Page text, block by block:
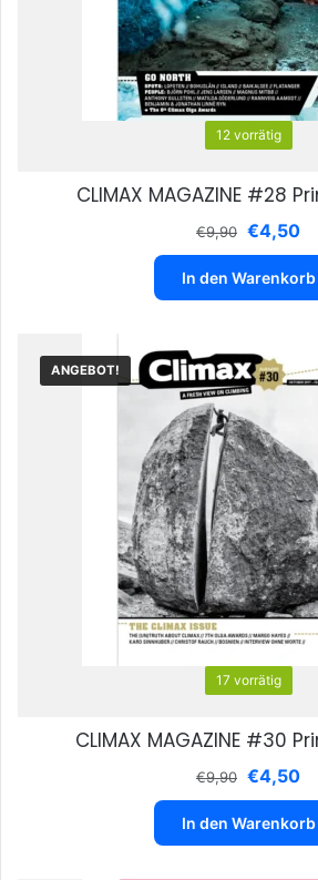
12 vorrätig
CLIMAX MAGAZINE #28
€9,90
Preis
war:
€9,90
€4,50
ist:
In den Warenkorb
ANGEBOT!
17 vorrätig
CLIMAX MAGAZINE #30
€9,90
Preis
war:
€9,90
€4,50
ist:
In den Warenkorb